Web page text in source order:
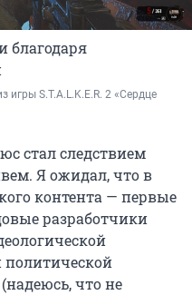
благодаря
S.T.A.L.K.E.R. 2 «Сердце
стал следствием
Я ожидал, что в
контента — первые
разработчики
что не